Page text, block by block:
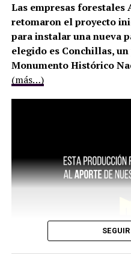
Las empresas forestales
retomaron el proyecto
para instalar una nueva
elegido es Conchillas,
Monumento Histórico
(más…)